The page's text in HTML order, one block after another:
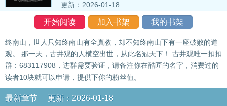
更新：2026-01-18
开始阅读 加入书架 我的书架
终南山，世人只知终南山有全真教，却不知终南山下有一座破败的道
观。 那一天，古井观的人横空出世，从此名冠天下！ 古井观唯一扣扣
群：683117908，进群需要验证，请备注你在酷匠的名字，消费过的
读者10块就可以申请，提供下你的粉丝值。
最新章节 更新：2026-01-18